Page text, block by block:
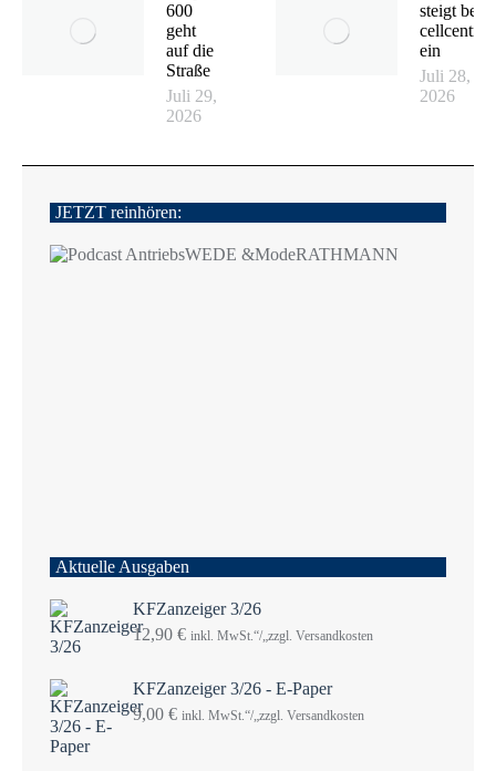
600
geht
auf die
Straße
Juli 29,
2026
steigt bei
cellcentric
ein
Juli 28,
2026
JETZT reinhören:
Aktuelle Ausgaben
KFZanzeiger 3/26
12,90 € inkl. MwSt.“/„zzgl. Versandkosten
KFZanzeiger 3/26 - E-Paper
9,00 € inkl. MwSt.“/„zzgl. Versandkosten